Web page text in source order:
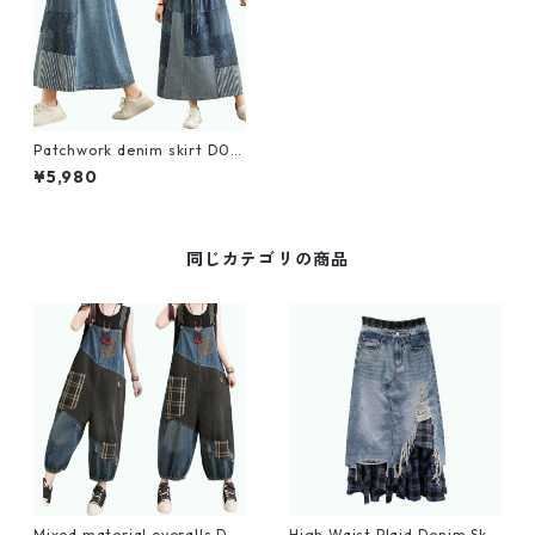
Patchwork denim skirt D00
73
¥5,980
同じカテゴリの商品